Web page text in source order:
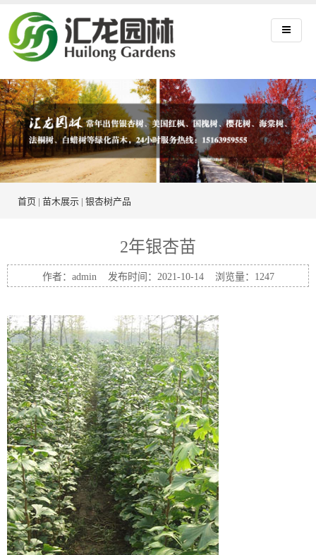
首页 | 苗木展示 | 银杏树产品
2年银杏苗
作者：admin 发布时间：2021-10-14 浏览量： 1247